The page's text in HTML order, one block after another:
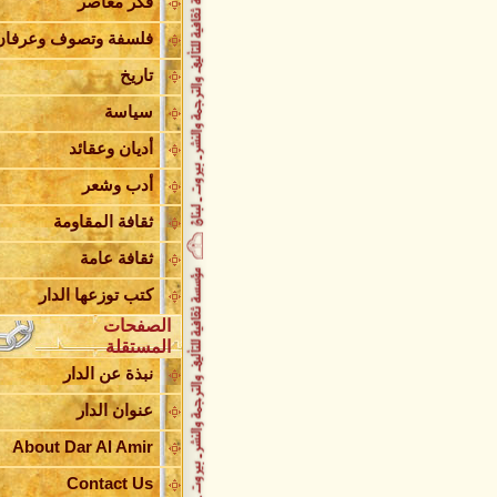
العربي
قراءة في كتاب التغيير والإصلاح
برحيل الحاجة سامية شعيب
«إحكي يا شهرزاد» اهتمام بشؤون
المرأة المعاصرة
النموذج وأثره في صناعة الوعي
تبادل الدلالة بين حياة الشاعر
شخوصه
الشيعة والدولة ( الجزء الثاني )
الشيعة والدولة ( الجزء الأول )
الإمام الخميني من الثورة إلى
العمل الرسالي وتحديات الراهن
توقيع كتاب أغاني القلب في علي
النَّهري
حفل توقيع كتاب أغاني القلب
إصدار جديد للدكتور علي شريعتي
صدور كتاب قراءات نقدية في
شمس
حريق في مخازن دار الأمير
دار الأمير تنعى السيد خسرو
إعلان هام
صدر حديثاً ديوان وطن وغربة
عبد النبي بزي يصدر ديوانه
فلسفة وتصوف
تاريخ
سياسة
أديان وعقائد
أدب وشعر
ثقافة المقاومة
ثقافة عامة
كتب توزعها الدار
الصفحات
المستقلة
نبذة عن الدار
عنوان الدار
About Dar Al Amir
Contact Us